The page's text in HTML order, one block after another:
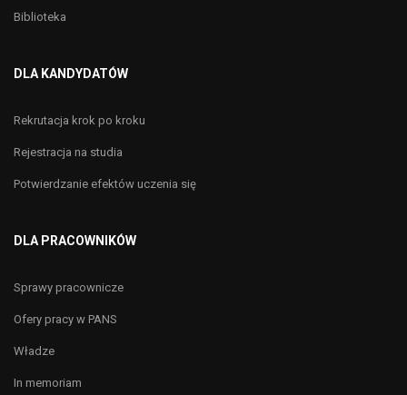
Biblioteka
DLA KANDYDATÓW
Rekrutacja krok po kroku
Rejestracja na studia
Potwierdzanie efektów uczenia się
DLA PRACOWNIKÓW
Sprawy pracownicze
Ofery pracy w PANS
Władze
In memoriam